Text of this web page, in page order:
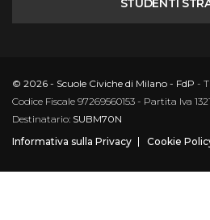
STUDENTI
© 2026 - Scuole Civiche di Milano - FdP -
Codice Fiscale 97269560153 - Partita Iva
Destinatario: SUBM70N
Informativa sulla Privacy
Cookie